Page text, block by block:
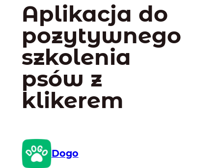
Aplikacja do
pozytywnego
szkolenia
psów z
klikerem
Dogo